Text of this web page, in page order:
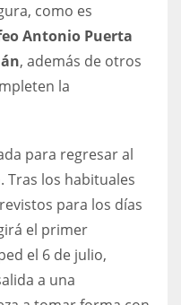
como es
Antonio Puerta
, además de otros
la
para regresar al
los habituales
para los días
el primer
el 6 de julio,
a una